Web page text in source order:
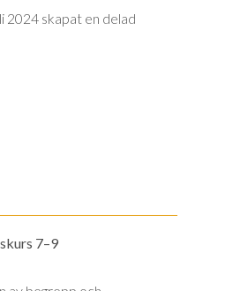
2024 skapat en delad
7–9